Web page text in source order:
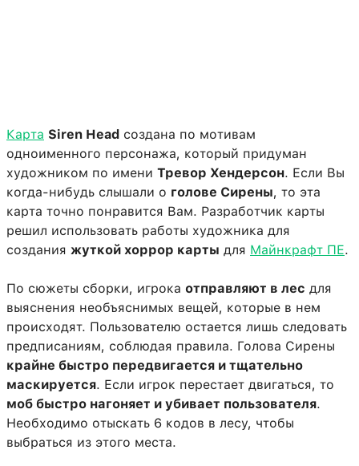
Карта Siren Head создана по мотивам
одноименного персонажа, который придуман
художником по имени Тревор Хендерсон. Если Вы
когда-нибудь слышали о голове Сирены, то эта
карта точно понравится Вам. Разработчик карты
решил использовать работы художника для
создания жуткой хоррор карты для Майнкрафт ПЕ.
По сюжеты сборки, игрока отправляют в лес для
выяснения необъяснимых вещей, которые в нем
происходят. Пользователю остается лишь следовать
предписаниям, соблюдая правила. Голова Сирены
крайне быстро передвигается и тщательно
маскируется. Если игрок перестает двигаться, то
моб быстро нагоняет и убивает пользователя.
Необходимо отыскать 6 кодов в лесу, чтобы
выбраться из этого места.